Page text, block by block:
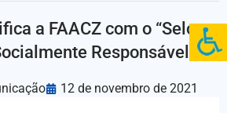
a FAACZ com o “Selo
Responsável”
12 de novembro de 2021